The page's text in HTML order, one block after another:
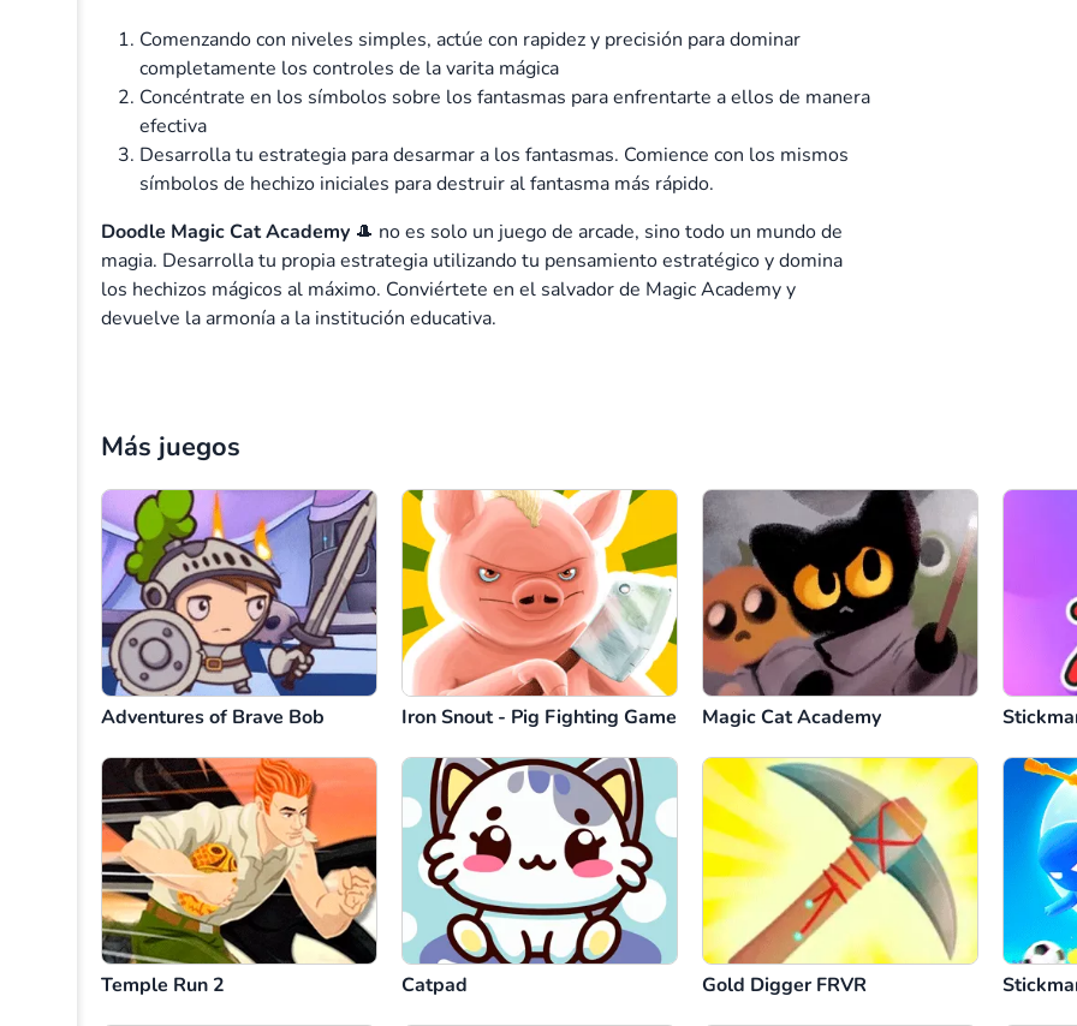
Comenzando con niveles simples, actúe con rapidez y precisión para dominar
completamente los controles de la varita mágica
Concéntrate en los símbolos sobre los fantasmas para enfrentarte a ellos de manera
efectiva
Desarrolla tu estrategia para desarmar a los fantasmas. Comience con los mismos
símbolos de hechizo iniciales para destruir al fantasma más rápido.
Doodle Magic Cat Academy 🎩 no es solo un juego de arcade, sino todo un mundo de
magia. Desarrolla tu propia estrategia utilizando tu pensamiento estratégico y domina
los hechizos mágicos al máximo. Conviértete en el salvador de Magic Academy y
devuelve la armonía a la institución educativa.
Más juegos
Adventures of Brave Bob Iron Snout - Pig Fighting Game Magic Cat Academy
Temple Run 2 Catpad Gold Digger FRVR